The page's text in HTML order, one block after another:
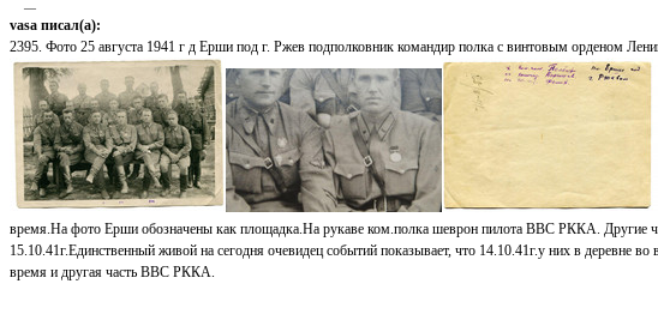
—
vasa писал(а):
2395. Фото 25 августа 1941 г д Ерши под г. Ржев подполковник командир полка с винтовым орденом
время.На фото Ерши обозначены как площадка.На рукаве ком.полка шеврон пилота ВВС РККА. Другие
15.10.41г.Единственный живой на сегодня очевидец событий показывает, что 14.10.41г.у них в
время и другая часть ВВС РККА.